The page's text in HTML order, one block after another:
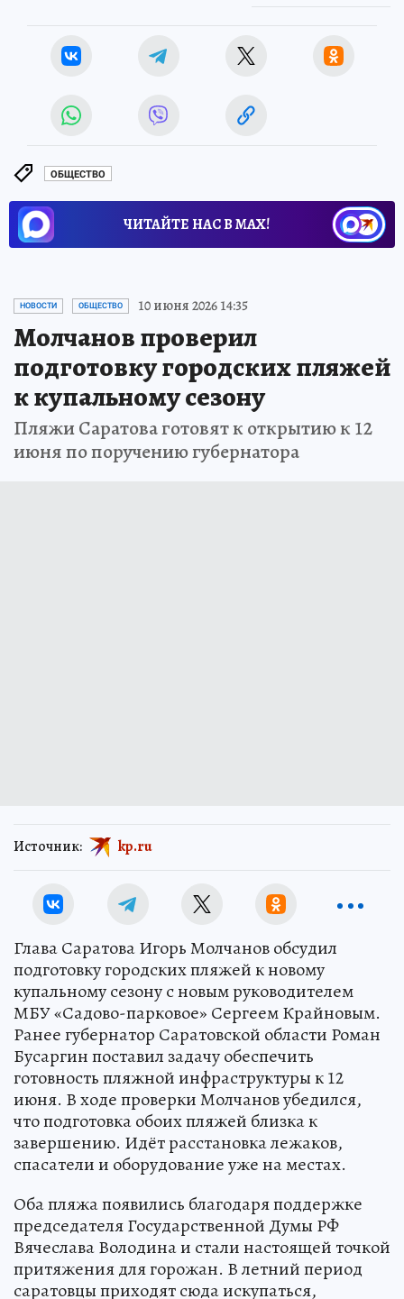
ОБЩЕСТВО
ЧИТАЙТЕ НАС В МАХ!
НОВОСТИ ОБЩЕСТВО 10 июня 2026 14:35
Молчанов проверил
подготовку городских пляжей
к купальному сезону
Пляжи Саратова готовят к открытию к 12
июня по поручению губернатора
Источник: kp.ru
Глава Саратова Игорь Молчанов обсудил
подготовку городских пляжей к новому
купальному сезону с новым руководителем
МБУ «Садово-парковое» Сергеем Крайновым.
Ранее губернатор Саратовской области Роман
Бусаргин поставил задачу обеспечить
готовность пляжной инфраструктуры к 12
июня. В ходе проверки Молчанов убедился,
что подготовка обоих пляжей близка к
завершению. Идёт расстановка лежаков,
спасатели и оборудование уже на местах.
Оба пляжа появились благодаря поддержке
председателя Государственной Думы РФ
Вячеслава Володина и стали настоящей точкой
притяжения для горожан. В летний период
саратовцы приходят сюда искупаться,